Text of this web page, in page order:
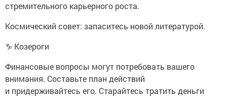
стремительного карьерного роста.
Космический совет: запаситесь новой литературой.
♑ Козероги
Финансовые вопросы могут потребовать вашего
внимания. Составьте план действий
и придерживайтесь его. Старайтесь тратить деньги